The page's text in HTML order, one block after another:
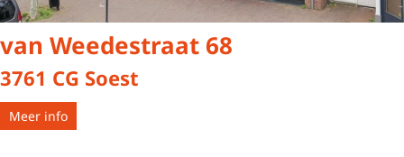
van Weedestraat 68
3761 CG Soest
Meer info